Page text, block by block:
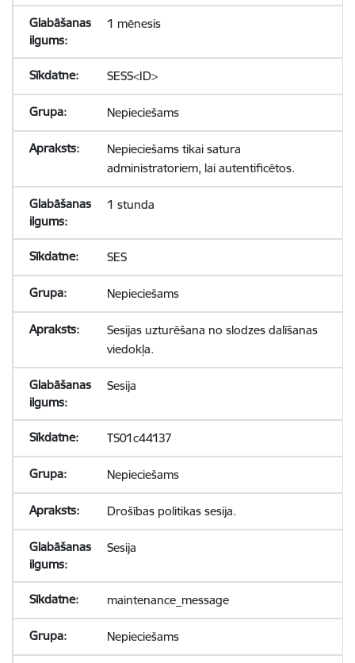
1 mēnesis
SESS<ID>
Nepieciešams
Nepieciešams tikai satura
administratoriem, lai autentificētos.
1 stunda
SES
Nepieciešams
Sesijas uzturēšana no slodzes dalīšanas
viedokļa.
Sesija
TS01c44137
Nepieciešams
Drošības politikas sesija.
Sesija
maintenance_message
Nepieciešams